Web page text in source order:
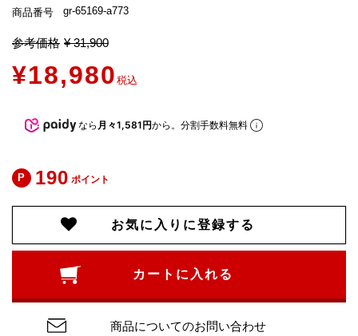
商品番号 gr-65169-a773
参考価格 ¥ 31,900
¥18,980 税込
なら 月々1,581円から。分割手数料無料
190 ポイント
お気に入りに登録する
カートに入れる
商品についてのお問い合わせ